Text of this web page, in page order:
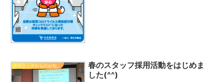
春のスタッフ採用活動をはじめま
した(^^)